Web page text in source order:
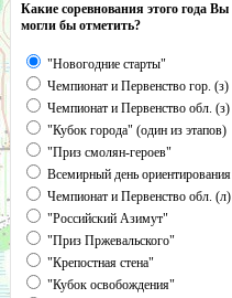
Какие соревнования этого года Вы
могли бы отметить?
"Новогодние старты"
Чемпионат и Первенство гор. (з)
Чемпионат и Первенство обл. (з)
"Кубок города" (один из этапов)
"Приз смолян-героев"
Всемирный день ориентирования
Чемпионат и Первенство обл. (л)
"Российский Азимут"
"Приз Пржевальского"
"Крепостная стена"
"Кубок освобождения"